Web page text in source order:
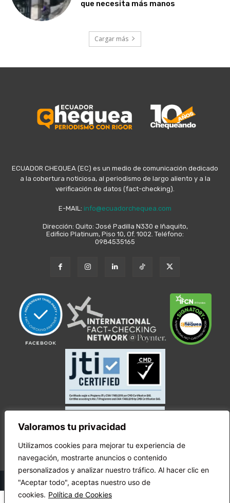
Valoramos tu privacidad
Utilizamos cookies para mejorar tu experiencia de
navegación, mostrarte anuncios o contenido
personalizados y analizar nuestro tráfico. Al hacer clic en
"Aceptar todo", aceptas nuestro uso de
cookies. Política de Cookies
que necesita más manos
Cargar más
ECUADOR CHEQUEA (EC) es un medio de comunicación dedicado
a la cobertura noticiosa, al periodismo de largo aliento y a la
verificación de datos (fact-checking).
E-MAIL: info@ecuadorchequea.com
Dirección: Quito: José Padilla N330 e Iñaquito,
Edificio Platinum, Piso 10, Of. 1002. Teléfono:
0984535165
© Copyright Ecuador Chequea 2025.